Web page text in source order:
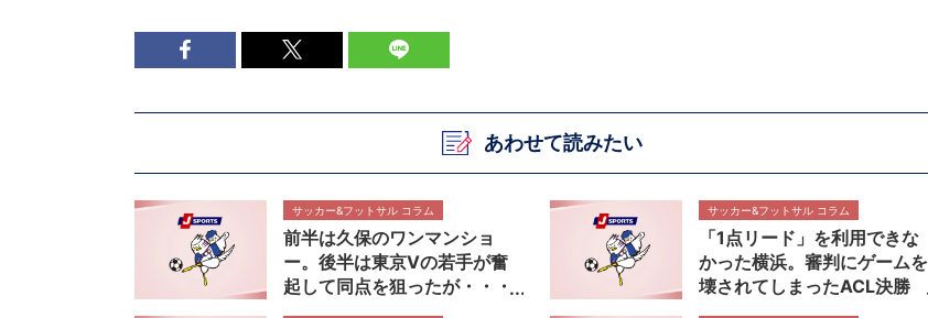
あわせて読みたい
サッカー&フットサル コラム
前半は久保のワンマンショ
ー。後半は東京Vの若手が奮
起して同点を狙ったが・・・
サッカー&フットサル コラム
「1点リード」を利用できな
かった横浜。審判にゲームを
壊されてしまったACL決勝